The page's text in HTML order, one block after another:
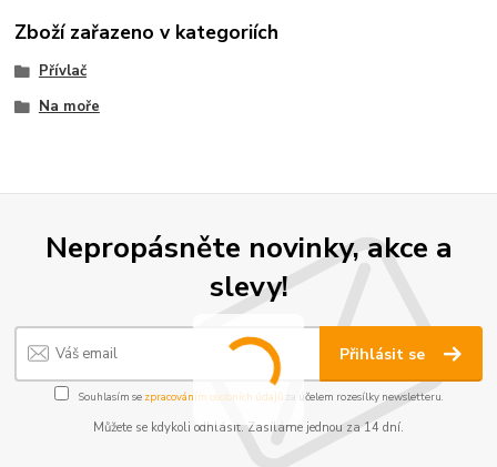
Zboží zařazeno v kategoriích
Přívlač
Na moře
Nepropásněte novinky, akce a
slevy!
Přihlásit se
Souhlasím se zpracováním osobních údajůza účelem rozesílky newsletteru.
Můžete se kdykoli odhlásit. Zasíláme jednou za 14 dní.